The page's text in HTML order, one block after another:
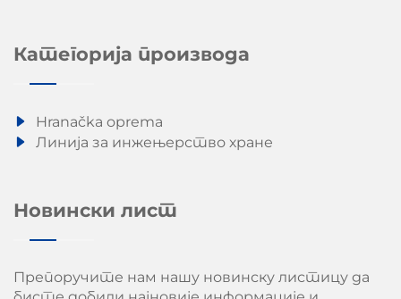
Категорија производа
Hranačka oprema
Линија за инжењерство хране
Новински лист
Препоручите нам нашу новинску листицу да